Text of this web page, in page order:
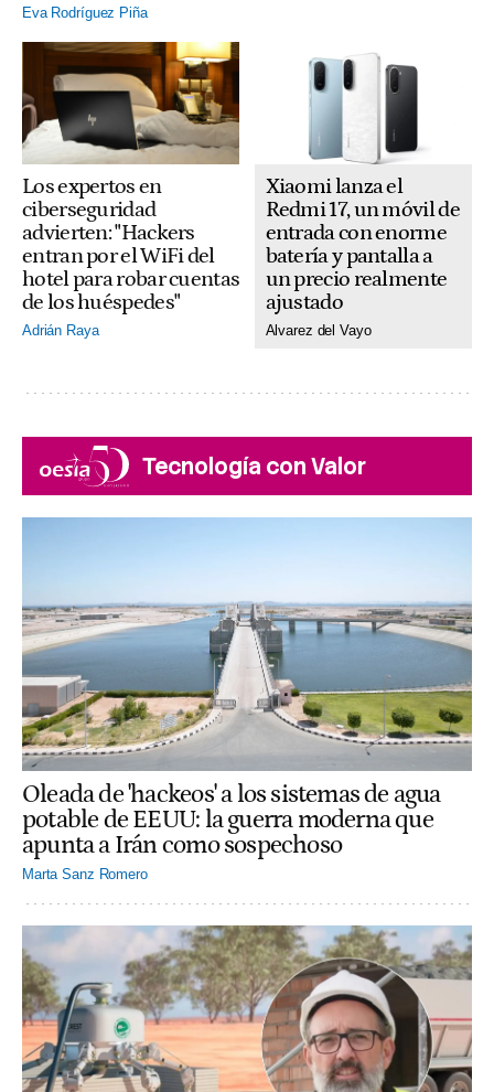
Eva Rodríguez Piña
Los expertos en
ciberseguridad
advierten: "Hackers
entran por el WiFi del
hotel para robar cuentas
de los huéspedes"
Adrián Raya
Xiaomi lanza el
Redmi 17, un móvil de
entrada con enorme
batería y pantalla a
un precio realmente
ajustado
Alvarez del Vayo
Tecnología con Valor
Oleada de 'hackeos' a los sistemas de agua
potable de EEUU: la guerra moderna que
apunta a Irán como sospechoso
Marta Sanz Romero